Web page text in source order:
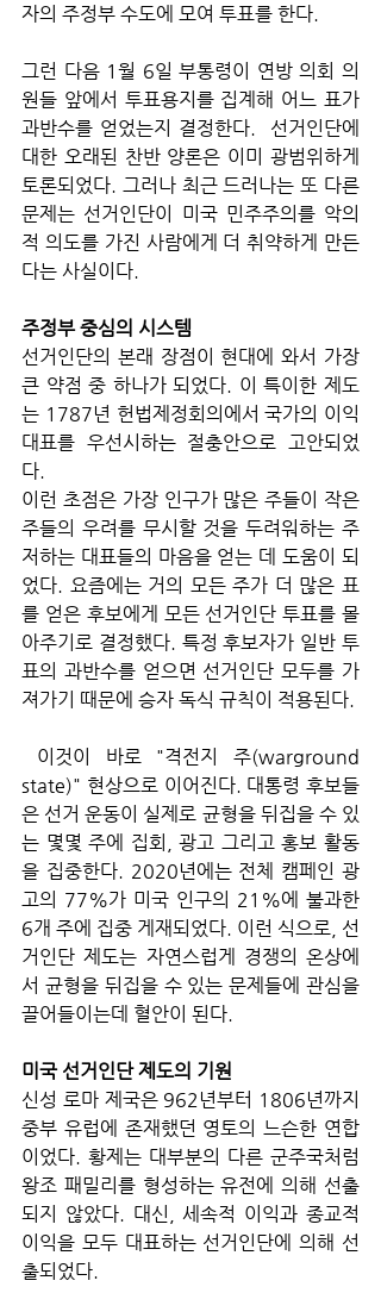
자의 주정부 수도에 모여 투표를 한다.
그런 다음 1월 6일 부통령이 연방 의회 의
원들 앞에서 투표용지를 집계해 어느 표가
과반수를 얻었는지 결정한다.  선거인단에
대한 오래된 찬반 양론은 이미 광범위하게
토론되었다. 그러나 최근 드러나는 또 다른
문제는 선거인단이 미국 민주주의를 악의
적 의도를 가진 사람에게 더 취약하게 만든
다는 사실이다.
주정부 중심의 시스템
선거인단의 본래 장점이 현대에 와서 가장
큰 약점 중 하나가 되었다. 이 특이한 제도
는 1787년 헌법제정회의에서 국가의 이익
대표를 우선시하는 절충안으로 고안되었
다.
이런 초점은 가장 인구가 많은 주들이 작은
주들의 우려를 무시할 것을 두려워하는 주
저하는 대표들의 마음을 얻는 데 도움이 되
었다. 요즘에는 거의 모든 주가 더 많은 표
를 얻은 후보에게 모든 선거인단 투표를 몰
아주기로 결정했다. 특정 후보자가 일반 투
표의 과반수를 얻으면 선거인단 모두를 가
져가기 때문에 승자 독식 규칙이 적용된다.
state)" 현상으로 이어진다. 대통령 후보들
은 선거 운동이 실제로 균형을 뒤집을 수 있
는 몇몇 주에 집회, 광고 그리고 홍보 활동
을 집중한다. 2020년에는 전체 캠페인 광
고의 77%가 미국 인구의 21%에 불과한
6개 주에 집중 게재되었다. 이런 식으로, 선
거인단 제도는 자연스럽게 경쟁의 온상에
서 균형을 뒤집을 수 있는 문제들에 관심을
끌어들이는데 혈안이 된다.
미국 선거인단 제도의 기원
신성 로마 제국은 962년부터 1806년까지
중부 유럽에 존재했던 영토의 느슨한 연합
이었다. 황제는 대부분의 다른 군주국처럼
왕조 패밀리를 형성하는 유전에 의해 선출
되지 않았다. 대신, 세속적 이익과 종교적
이익을 모두 대표하는 선거인단에 의해 선
출되었다.